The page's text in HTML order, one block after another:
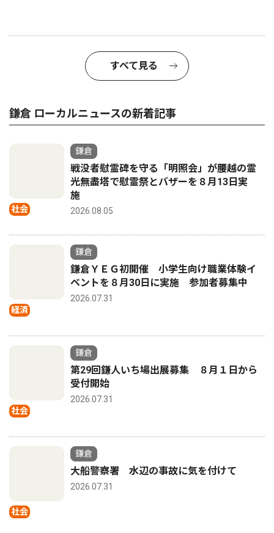
すべて見る
鎌倉 ローカルニュースの新着記事
社会
鎌倉
戦没者慰霊碑を守る「明照会」が腰越の霊
光無盡塔で慰霊祭とバザーを８月13日実
施
2026.08.05
経済
鎌倉
鎌倉ＹＥＧ初開催 小学生向け職業体験イ
ベントを８月30日に実施 参加者募集中
2026.07.31
社会
鎌倉
第29回鎌人いち場出展募集 ８月１日から
受付開始
2026.07.31
社会
鎌倉
大船警察署 水辺の事故に気を付けて
2026.07.31